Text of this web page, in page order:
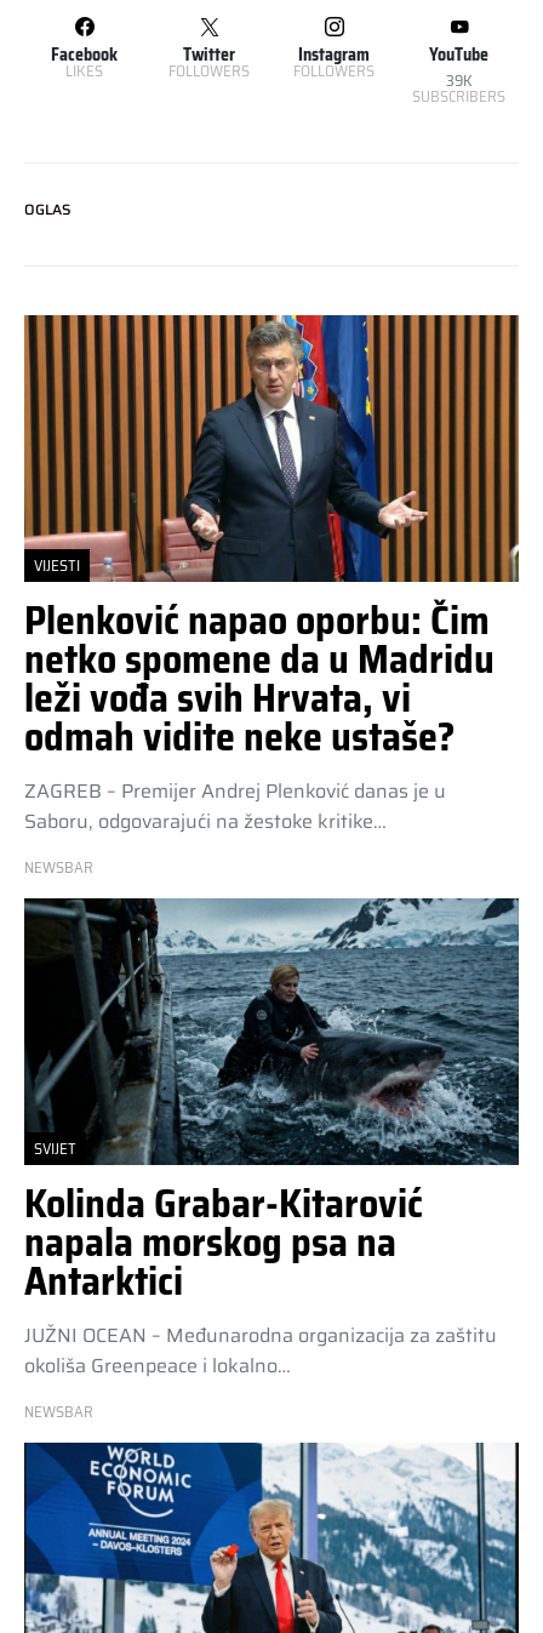
Facebook
LIKES
Twitter
FOLLOWERS
Instagram
FOLLOWERS
YouTube
39K
SUBSCRIBERS
OGLAS
VIJESTI
Plenković napao oporbu: Čim
netko spomene da u Madridu
leži vođa svih Hrvata, vi
odmah vidite neke ustaše?
ZAGREB – Premijer Andrej Plenković danas je u
Saboru, odgovarajući na žestoke kritike…
NEWSBAR
SVIJET
Kolinda Grabar-Kitarović
napala morskog psa na
Antarktici
JUŽNI OCEAN – Međunarodna organizacija za zaštitu
okoliša Greenpeace i lokalno…
NEWSBAR